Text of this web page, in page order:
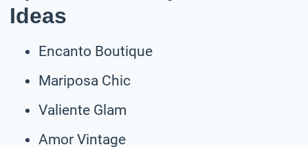
Ideas
Encanto Boutique
Mariposa Chic
Valiente Glam
Amor Vintage